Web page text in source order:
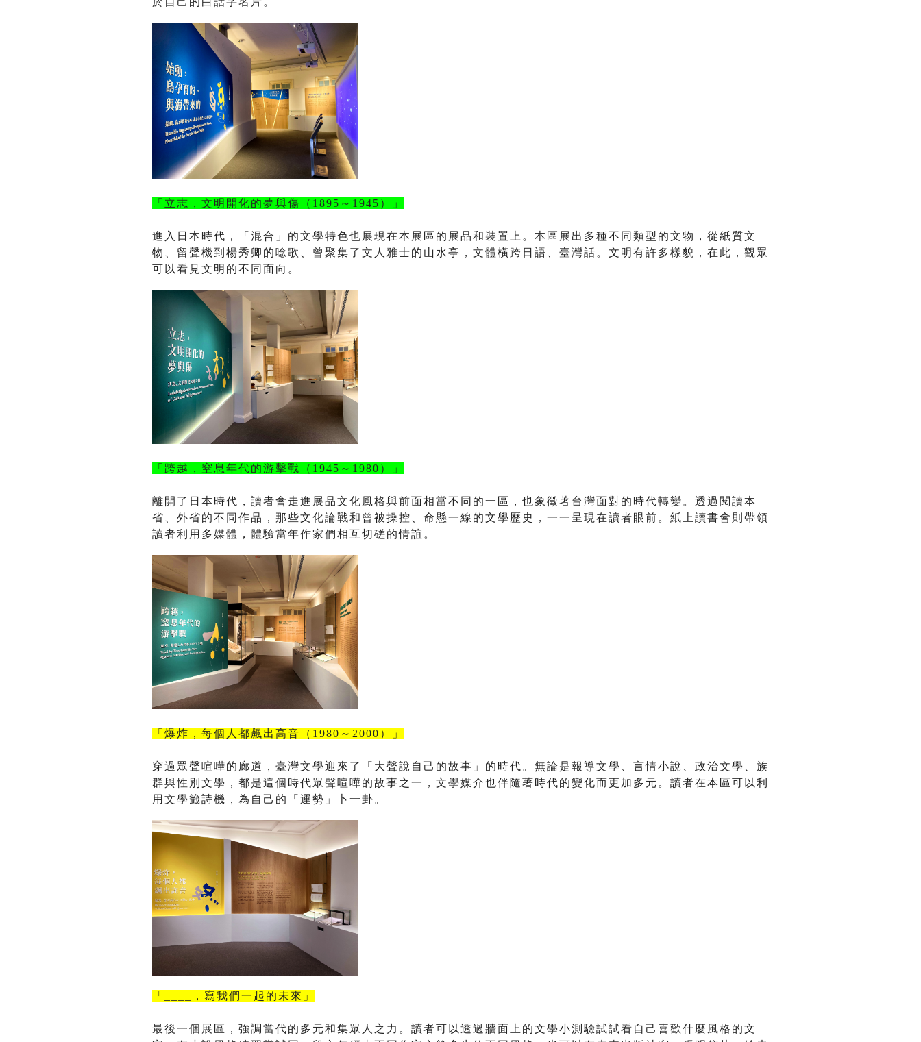
「立志，文明開化的夢與傷（ 1895 ～ 1945 ）」
進入日本時代，「混合」的文學特色也展現在本展區的展品和裝置上。本區展出多種不同類型的文物，從紙質文
物、留聲機到楊秀卿的唸歌、曾聚集了文人雅士的山水亭，文體橫跨日語、臺灣話。文明有許多樣貌，在此，觀眾
可以看見文明的不同面向。
「跨越，窒息年代的游擊戰（ 1945 ～ 1980 ）」
離開了日本時代，讀者會走進展品文化風格與前面相當不同的一區，也象徵著台灣面對的時代轉變。透過閱讀本
省、外省的不同作品，那些文化論戰和曾被操控、命懸一線的文學歷史，一一呈現在讀者眼前。紙上讀書會則帶領
讀者利用多媒體，體驗當年作家們相互切磋的情誼。
「爆炸，每個人都飆出高音（ 1980 ～ 2000 ）」
穿過眾聲喧嘩的廊道，臺灣文學迎來了「大聲說自己的故事」的時代。無論是報導文學、言情小說、政治文學、族
群與性別文學，都是這個時代眾聲喧嘩的故事之一，文學媒介也伴隨著時代的變化而更加多元。讀者在本區可以利
用文學籤詩機，為自己的「運勢」卜一卦。
「 ，寫我們一起的未來」
最後一個展區，強調當代的多元和集眾人之力。讀者可以透過牆面上的文學小測驗試試看自己喜歡什麼風格的文